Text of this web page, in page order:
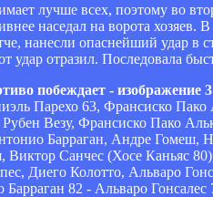
лучше всех, поэтому во
наседал на ворота
нанесли опаснейший удар в
удар отразил. Последовала
Парехо 63, Франсиско Пако
Везу, Франсиско Пако
Барраган, Андре Гомеш,
Виктор Санчес (Хосе Каньяс
Диего Колотто, Альваро
Барраган 82 - Альваро Гонсалес